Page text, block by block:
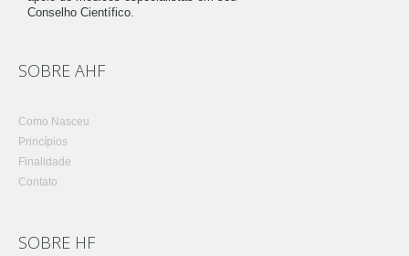
Conselho Científico.
SOBRE AHF
Como Nasceu
Princípios
Finalidade
Contato
SOBRE HF